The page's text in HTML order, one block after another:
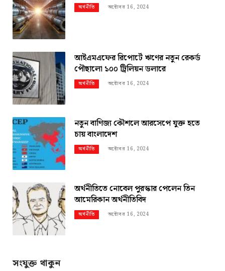
অর্থনীতি অক্টোবর 16, 2024
আইএমএফের রিপোর্টে ঋণের নতুন রেকর্ড
পৌছালো ১০০ ট্রিলিয়ন ডলারে
অর্থনীতি অক্টোবর 16, 2024
নতুন বাণিজ্য কৌশলে আরসেপে যুক্ত হতে
চায় বাংলাদেশ
অর্থনীতি অক্টোবর 16, 2024
অর্থনীতিতে নোবেল পুরস্কার পেলেন তিন
আমেরিকান অর্থনীতিবিদ
অর্থনীতি অক্টোবর 16, 2024
সংযুক্ত থাকুন